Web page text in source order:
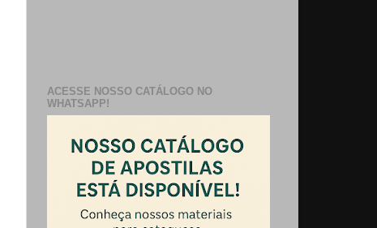
ACESSE NOSSO CATÁLOGO NO
WHATSAPP!